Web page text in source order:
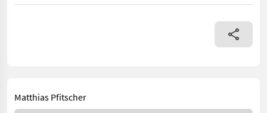
Matthias Pfitscher